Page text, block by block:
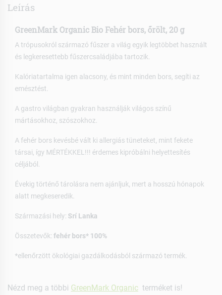
Leírás
GreenMark Organic Bio Fehér bors, őrölt, 20 g
A trópusokról származó fűszer a világ egyik legtöbbet használt
és legkeresettebb fűszercsaládjába tartozik.
Kalóriatartalma igen alacsony, és mint minden bors, segíti az
emésztést.
A gastro világban gyakran használják világos színű
mártásokhoz, szószokhoz.
A fehér bors kevésbé vált ki allergiás tüneteket, mint fekete
társai, így MÉRTÉKKEL!!! érdemes kipróbálni helyettesítés
céljából.
Évekig történő tárolásra nem ajánljuk, mert a hosszú hónapok
alatt megkeseredik.
Származási hely: Srí Lanka
Összetevők: fehér bors* 100%
*ellenőrzött ökológiai gazdálkodásból származó termék.
Nézd meg a többi GreenMark Organic terméket is!